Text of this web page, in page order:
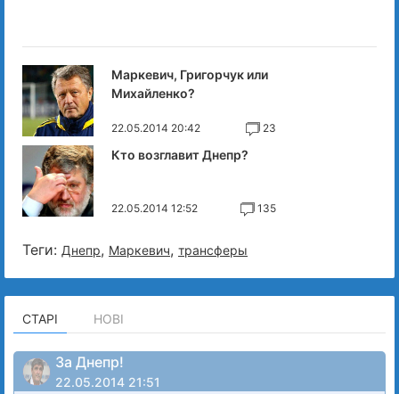
Маркевич, Григорчук или
Михайленко?
22.05.2014 20:42 23
Кто возглавит Днепр?
22.05.2014 12:52 135
Теги: Днепр, Маркевич, трансферы
СТАРІ НОВІ
За Днепр!
22.05.2014 21:51